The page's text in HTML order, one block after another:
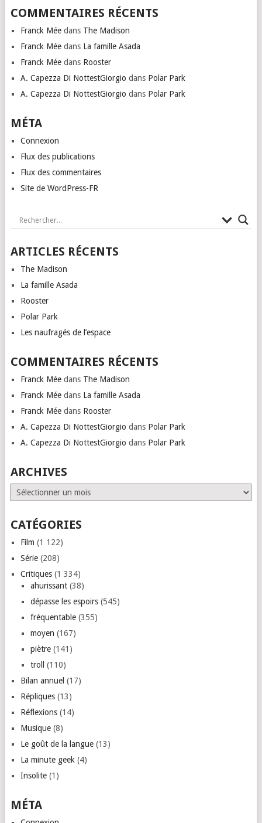
COMMENTAIRES RÉCENTS
Franck Méedans The Madison
Franck Méedans La famille Asada
Franck Méedans Rooster
A. Capezza Di NottestGiorgio dans Polar Park
A. Capezza Di NottestGiorgio dans Polar Park
MÉTA
Connexion
Flux des publications
Flux des commentaires
Site de WordPress-FR
ARTICLES RÉCENTS
The Madison
La famille Asada
Rooster
Polar Park
Les naufragés de l’espace
COMMENTAIRES RÉCENTS
Franck Méedans The Madison
Franck Méedans La famille Asada
Franck Méedans Rooster
A. Capezza Di NottestGiorgio dans Polar Park
A. Capezza Di NottestGiorgio dans Polar Park
ARCHIVES
Archives
CATÉGORIES
Film (1 122)
Série(208)
Critiques(1 334)
ahurissant(38)
dépasse les espoirs(545)
fréquentable(355)
moyen (167)
piètre(141)
troll
(110)
Bilan annuel (17)
Répliques(13)
Réflexions(14)
Musique(8)
Le goût de la langue(13)
La minute geek (4)
Insolite(1)
MÉTA